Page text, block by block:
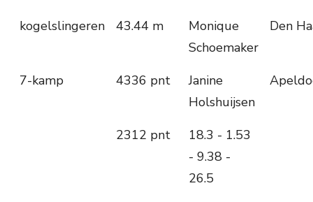
kogelslingeren 43.44 m
Monique
Schoemaker
Den
7-kamp 4336 pnt
Janine
Holshuijsen
2312 pnt
18.3 - 1.53
- 9.38 -
26.5